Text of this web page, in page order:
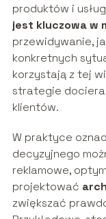
produktów i
jest kluczowa w
przewidywanie,
konkretnych
korzystają z tej
strategie
klientów.
W praktyce
decyzyjnego
reklamowe,
projektować
zwiększać